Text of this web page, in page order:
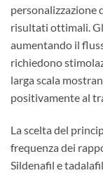
personalizzazione
risultati ottimali.
aumentando il
richiedono
larga scala
positivamente al
La scelta del
frequenza dei
Sildenafil e